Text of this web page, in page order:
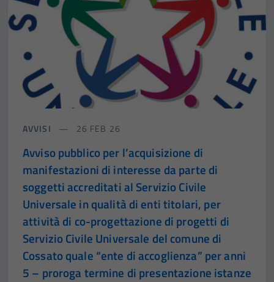
AVVISI 26 FEB 26
Avviso pubblico per l’acquisizione di
manifestazioni di interesse da parte di
soggetti accreditati al Servizio Civile
Universale in qualità di enti titolari, per
attività di co-progettazione di progetti di
Servizio Civile Universale del comune di
Cossato quale “ente di accoglienza” per anni
5 – proroga termine di presentazione istanze